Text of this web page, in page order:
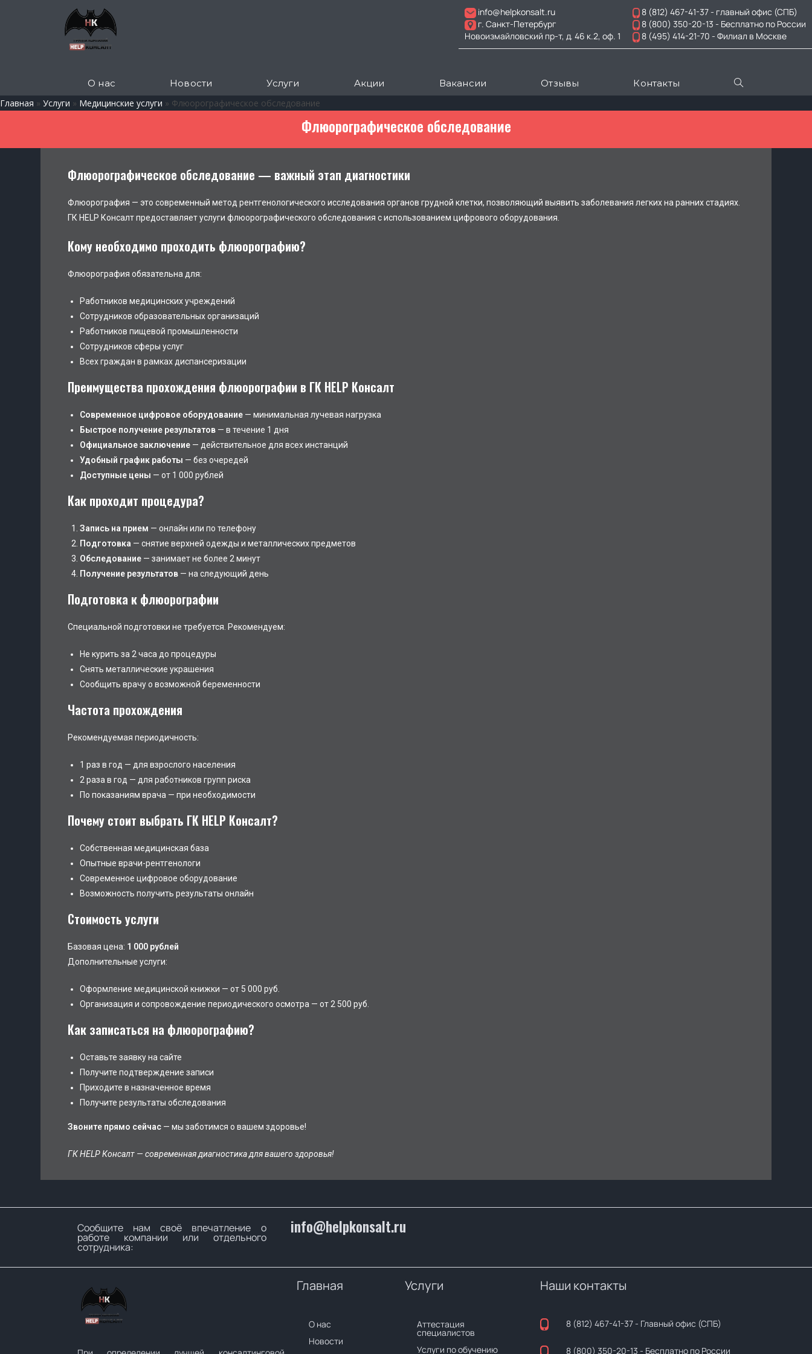
info@helpkonsalt.ru
г. Санкт-Петербург
Новоизмайловский пр-т, д. 46 к.2, оф. 1
8 (812) 467-41-37- главный офис (СПБ)
8 (800) 350-20-13 - Бесплатно по России
8 (495) 414-21-70 - Филиал в Москве
О нас Новости Услуги Акции Вакансии Отзывы
Контакты
Главная » Услуги » Медицинские услуги » Флюорографическое обследование
Флюорографическое обследование
Флюорографическое обследование — важный этап диагностики
Флюорография — это современный метод рентгенологического исследования органов грудной клетки, позволяющий выявить заболевания легких на ранних стадиях.
ГК HELP Консалт предоставляет услуги флюорографического обследования с использованием цифрового оборудования.
Кому необходимо проходить флюорографию?
Флюорография обязательна для:
Работников медицинских учреждений
Сотрудников образовательных организаций
Работников пищевой промышленности
Сотрудников сферы услуг
Всех граждан в рамках диспансеризации
Преимущества прохождения флюорографии в ГК HELP Консалт
Современное цифровое оборудование — минимальная лучевая нагрузка
Быстрое получение результатов — в течение 1 дня
Официальное заключение — действительное для всех инстанций
Удобный график работы — без очередей
Доступные цены — от 1 000 рублей
Как проходит процедура?
Запись на прием — онлайн или по телефону
Подготовка — снятие верхней одежды и металлических предметов
Обследование — занимает не более 2 минут
Получение результатов — на следующий день
Подготовка к флюорографии
Специальной подготовки не требуется. Рекомендуем:
Не курить за 2 часа до процедуры
Снять металлические украшения
Сообщить врачу о возможной беременности
Частота прохождения
Рекомендуемая периодичность:
1 раз в год — для взрослого населения
2 раза в год — для работников групп риска
По показаниям врача — при необходимости
Почему стоит выбрать ГК HELP Консалт?
Собственная медицинская база
Опытные врачи-рентгенологи
Современное цифровое оборудование
Возможность получить результаты онлайн
Стоимость услуги
Базовая цена: 1 000 рублей
Дополнительные услуги:
Оформление медицинской книжки — от 5 000 руб.
Организация и сопровождение периодического осмотра — от 2 500 руб.
Как записаться на флюорографию?
Оставьте заявку на сайте
Получите подтверждение записи
Приходите в назначенное время
Получите результаты обследования
Звоните прямо сейчас — мы заботимся о вашем здоровье!
ГК HELP Консалт — современная диагностика для вашего здоровья!
Сообщите нам своё впечатление о
работе компании или отдельного
сотрудника:
info@helpkonsalt.ru
Главная
О нас
Новости
Услуги
Аттестация
специалистов
Услуги по обучению
Наши контакты
8 (812) 467-41-37- Главный офис (СПБ)
8 (800) 350-20-13 - Бесплатно по России